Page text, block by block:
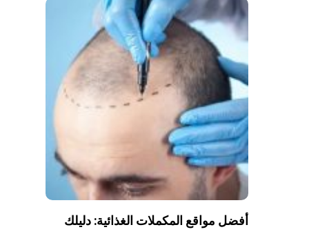
أفضل مواقع المكملات الغذائية: دليلك